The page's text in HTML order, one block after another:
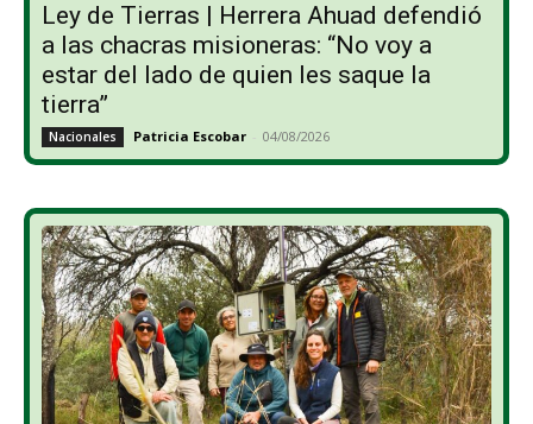
Ley de Tierras | Herrera Ahuad defendió
a las chacras misioneras: “No voy a
estar del lado de quien les saque la
tierra”
Nacionales Patricia Escobar - 04/08/2026